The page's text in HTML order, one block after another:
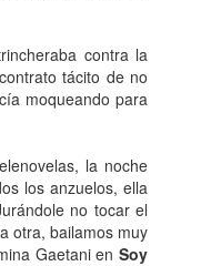
contra la
tácito de no
moqueando para
la noche
los anzuelos, ella
no tocar el
otra, bailamos muy
Gaetani en Soy